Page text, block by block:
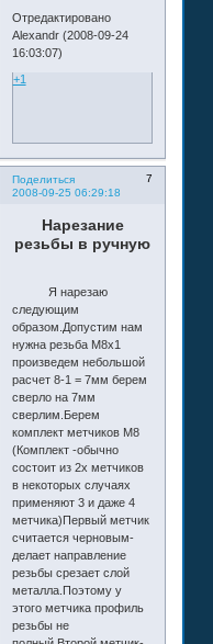
Отредактировано
Alexandr (2008-09-24
16:03:07)
+1
Поделиться
7
2008-09-25 06:29:18
Нарезание
резьбы в ручную
Я нарезаю
следующим
образом.Допустим нам
нужна резьба М8х1
произведем небольшой
расчет 8-1 = 7мм берем
сверло на 7мм
сверлим.Берем
комплект метчиков М8
(Комплект -обычно
состоит из 2х метчиков
в некоторых случаях
применяют 3 и даже 4
метчика)Первый метчик
считается черновым-
делает направление
резьбы срезает слой
металла.Поэтому у
этого метчика профиль
резьбы не